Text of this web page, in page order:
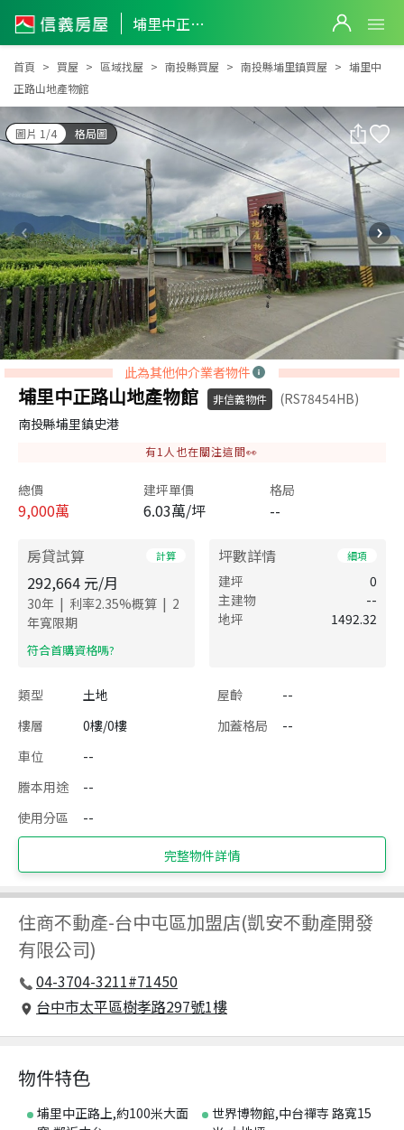
埔里中正路山地產物館
埔里中正路山地產物館
首頁 買屋 區域找屋 南投縣買屋 南投縣埔里鎮買屋
埔里中
正路山地產物館
圖片 1/4 格局圖
此為其他仲介業者物件
埔里中正路山地產物館 非信義物件
(RS78454HB)
南投縣埔里鎮史港
有1 人也在關注這間👀
總價
9,000萬
建坪單價
6.03萬/坪
格局
--
房貸試算 計算
292,664 元/月
30年 | 利率2.35%概算 | 2
年寬限期
​符合首購資格嗎?
坪數詳情 細項
建坪
0
主建物
--
地坪
1492.32
類型 土地 屋齡
--
樓層
0樓/0樓 加蓋格局
--
車位
--
謄本用途
--
使用分區
--
完整物件詳情
住商不動產-台中屯區加盟店(凱安不動產開發
有限公司)
04-3704-3211#71450
台中市太平區樹孝路297號1樓
物件特色
埔里中正路上,約100米大面
世界博物館,中台禪寺 路寬15